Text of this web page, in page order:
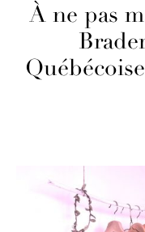
À ne pas